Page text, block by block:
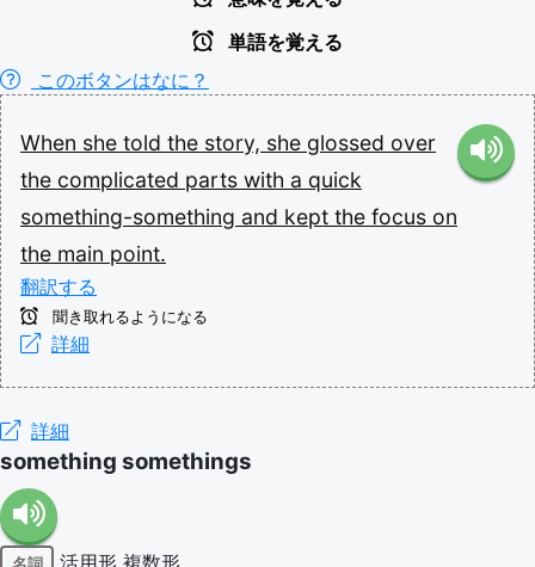
単語を覚える
このボタンはなに？
When she told the story, she glossed over
the complicated parts with a quick
something-something and kept the focus on
the main point.
翻訳する
聞き取れるようになる
詳細
詳細
something somethings
名詞 活用形 複数形